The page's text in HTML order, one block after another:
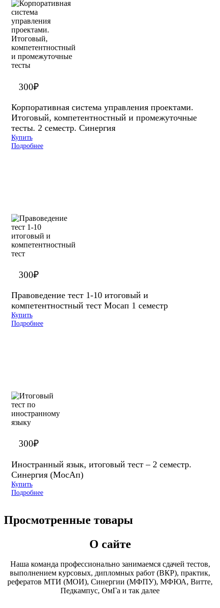
300₽
Корпоративная система управления проектами.
Итоговый, компетентностный и промежуточные
тесты. 2 семестр. Синергия
Купить
Подробнее
300₽
Правоведение тест 1-10 итоговый и
компетентностный тест Мосап 1 семестр
Купить
Подробнее
300₽
Иностранный язык, итоговый тест – 2 семестр.
Синергия (МосАп)
Купить
Подробнее
Просмотренные товары
О сайте
Наша команда профессионально занимаемся сдачей тестов,
выполнением курсовых, дипломных работ (ВКР), практик,
рефератов МТИ (МОИ), Синергии (МФПУ), МФЮА, Витте,
Педкампус, ОмГа и так далее